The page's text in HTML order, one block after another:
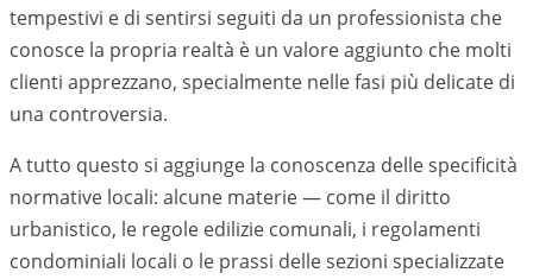
tempestivi e di sentirsi seguiti da un professionista che
conosce la propria realtà è un valore aggiunto che molti
clienti apprezzano, specialmente nelle fasi più delicate di
una controversia.
A tutto questo si aggiunge la conoscenza delle specificità
normative locali: alcune materie — come il diritto
urbanistico, le regole edilizie comunali, i regolamenti
condominiali locali o le prassi delle sezioni specializzate